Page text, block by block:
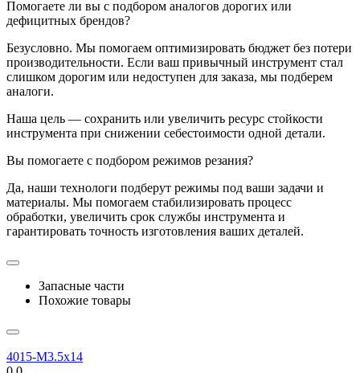
Помогаете ли вы с подбором аналогов дорогих или
дефицитных брендов?
Безусловно. Мы помогаем оптимизировать бюджет без потери
производительности. Если ваш привычный инструмент стал
слишком дорогим или недоступен для заказа, мы подберем
аналоги.
Наша цель — сохранить или увеличить ресурс стойкости
инструмента при снижении себестоимости одной детали.
Вы помогаете с подбором режимов резания?
Да, наши технологи подберут режимы под ваши задачи и
материалы. Мы помогаем стабилизировать процесс
обработки, увеличить срок службы инструмента и
гарантировать точность изготовления ваших деталей.
Запасные части
Похожие товары
4015-M3.5x14